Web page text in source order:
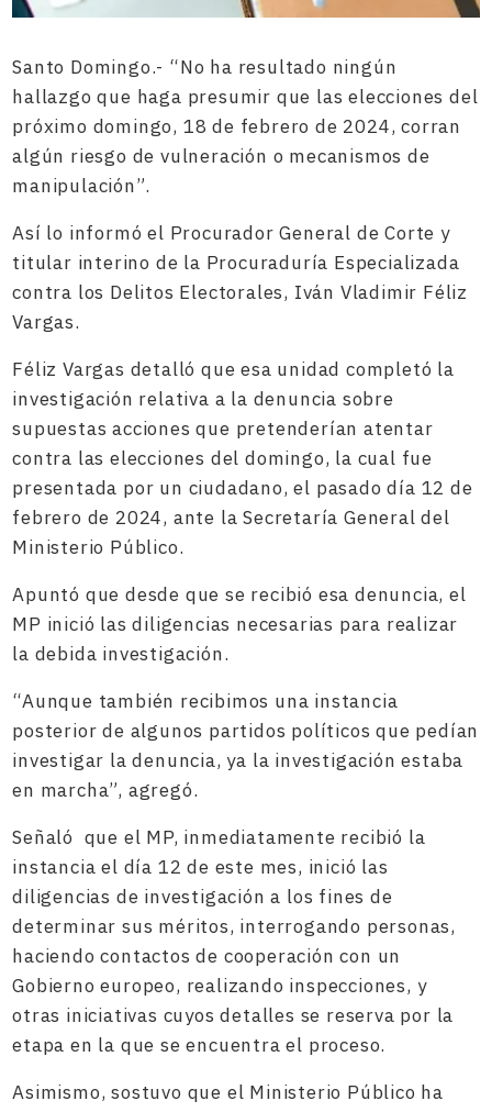
Santo Domingo.- “No ha resultado ningún
hallazgo que haga presumir que las elecciones del
próximo domingo, 18 de febrero de 2024, corran
algún riesgo de vulneración o mecanismos de
manipulación”.
Así lo informó el Procurador General de Corte y
titular interino de la Procuraduría Especializada
contra los Delitos Electorales, Iván Vladimir Féliz
Vargas.
Féliz Vargas detalló que esa unidad completó la
investigación relativa a la denuncia sobre
supuestas acciones que pretenderían atentar
contra las elecciones del domingo, la cual fue
presentada por un ciudadano, el pasado día 12 de
febrero de 2024, ante la Secretaría General del
Ministerio Público.
Apuntó que desde que se recibió esa denuncia, el
MP inició las diligencias necesarias para realizar
la debida investigación.
“Aunque también recibimos una instancia
posterior de algunos partidos políticos que pedían
investigar la denuncia, ya la investigación estaba
en marcha”, agregó.
Señaló que el MP, inmediatamente recibió la
instancia el día 12 de este mes, inició las
diligencias de investigación a los fines de
determinar sus méritos, interrogando personas,
haciendo contactos de cooperación con un
Gobierno europeo, realizando inspecciones, y
otras iniciativas cuyos detalles se reserva por la
etapa en la que se encuentra el proceso.
Asimismo, sostuvo que el Ministerio Público ha